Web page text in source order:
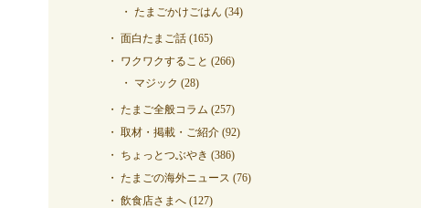
たまごかけごはん (34)
面白たまご話 (165)
ワクワクすること (266)
マジック (28)
たまご全般コラム (257)
取材・掲載・ご紹介 (92)
ちょっとつぶやき (386)
たまごの海外ニュース (76)
飲食店さまへ (127)